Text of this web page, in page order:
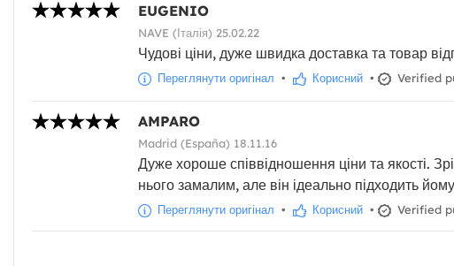
EUGENIO
NAVE (Італія) 25.02.22
Чудові ціни, дуже швидка доставка та товар
Переглянути оригінал • Корисний • Verified
AMPARO
Madrid (España) 18.11.16
Дуже хороше співвідношення ціни та якості.
нього замалим, але він ідеально підходить
Переглянути оригінал • Корисний • Verified